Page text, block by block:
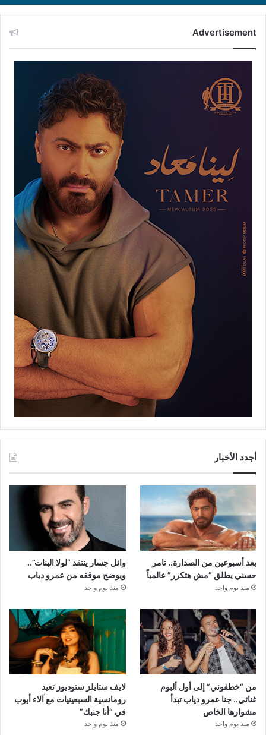
Advertisement
أجدد الأخبار
بعد أسبوعين من الصدارة.. تامر
حسني يطلق “مش هتكرر” عالمياً
منذ يوم واحد
وائل جسار ينتقد “لولا البنات”..
ويوضح موقفه من عمرو دياب
منذ يوم واحد
من “خطفوني” إلى أول ألبوم
غنائي.. جنا عمرو دياب تبدأ
مشوارها الخاص
منذ يوم واحد
لايف ستايلز ستوديوز تعيد
رومانسية السبعينيات مع آلاء أيوب
في “أنا جنبك”
منذ يوم واحد